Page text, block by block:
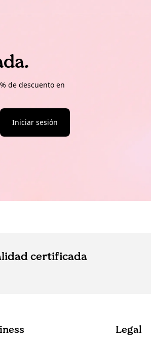
de descuento en
Iniciar sesión
certificada
Legal